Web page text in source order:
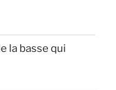
la basse qui